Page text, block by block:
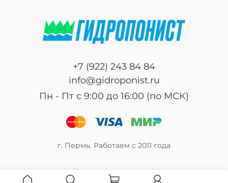
+7 (922) 243 84 84
info@gidroponist.ru
Пн - Пт с 9:00 до 16:00 (по МСК)
г. Пермь. Работаем с 2011 года